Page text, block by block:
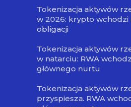
Tokenizacja aktywów
w 2026: krypto wchodzi
obligacji
Tokenizacja aktywów
w natarciu: RWA
głównego nurtu
Tokenizacja aktywów
przyspiesza. RWA